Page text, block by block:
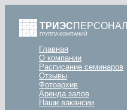
ТРИЭСПЕРСОНАЛ
ГРУППА КОМПАНИЙ
Главная
О компании
Расписание семинаров
Отзывы
Фотоархив
Аренда залов
Наши вакансии